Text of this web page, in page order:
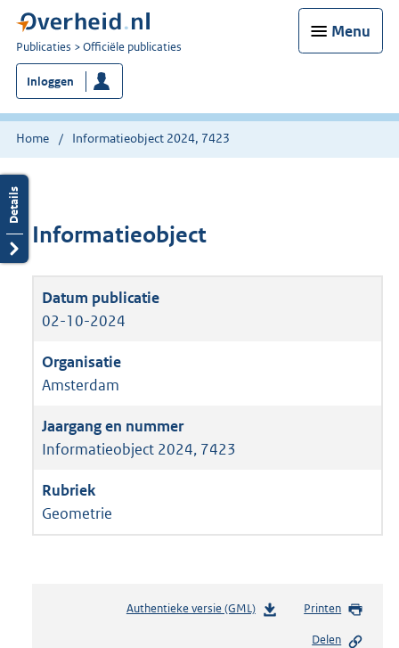
Menu
U
bent
nu
hier:
Publicaties Officiële publicaties
Inloggen
Home Informatieobject 2024, 7423
Informatieobject
02-10-2024
Amsterdam
Informatieobject 2024, 7423
Geometrie
Authentieke versie (GML)b
Printen
Delen